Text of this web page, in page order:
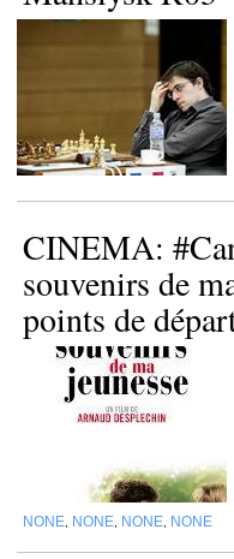
CINEMA:
souvenirs de
points de
NONE NONE NONE NONE